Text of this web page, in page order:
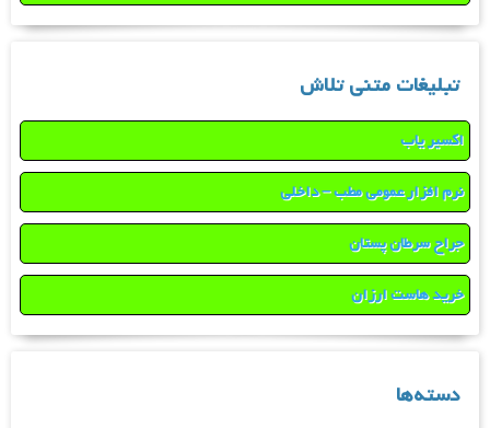
تبلیغات متنی تلاش
اکسیر یاب
نرم افزار عمومی مطب – داخلی
جراح سرطان پستان
خرید هاست ارزان
دسته‌ها